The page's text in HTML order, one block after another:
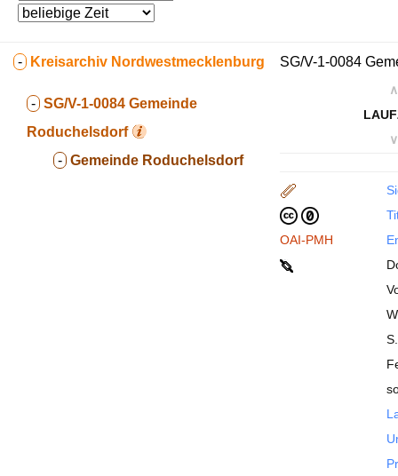
- Kreisarchiv Nordwestmecklenburg
- SG/V-1-0084 Gemeinde
Roduchelsdorf
- Gemeinde Roduchelsdorf
SG/V-1-0084
∧
∨
OAI-PMH